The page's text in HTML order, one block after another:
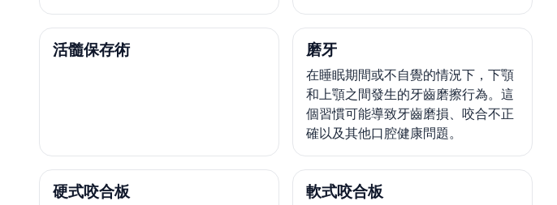
活髓保存術 磨牙
在睡眠期間或不自覺的情況下，下顎
和上顎之間發生的牙齒磨擦行為。這
個習慣可能導致牙齒磨損、咬合不正
確以及其他口腔健康問題。
硬式咬合板 軟式咬合板